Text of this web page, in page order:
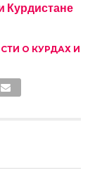
Курдистане
О КУРДАХ И